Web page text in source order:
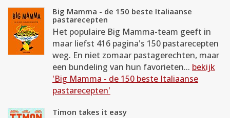
Big Mamma - de 150 beste Italiaanse
pastarecepten
Het populaire Big Mamma-team geeft in
maar liefst 416 pagina's 150 pastarecepten
weg. En niet zomaar pastagerechten, maar
een bundeling van hun favorieten... bekijk
'Big Mamma - de 150 beste Italiaanse
pastarecepten'
Timon takes it easy